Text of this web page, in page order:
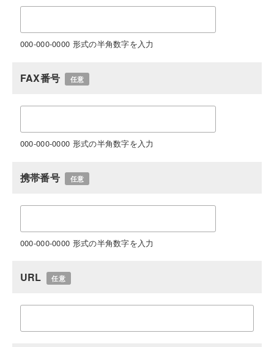
000-000-0000 形式の半角数字を入力
FAX番号 任意
000-000-0000 形式の半角数字を入力
携帯番号 任意
000-000-0000 形式の半角数字を入力
URL 任意